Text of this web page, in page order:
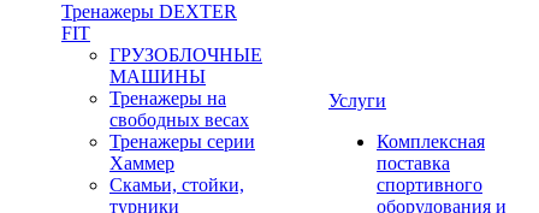
Тренажеры DEXTER
FIT
ГРУЗОБЛОЧНЫЕ
МАШИНЫ
Тренажеры на
свободных весах
Тренажеры серии
Хаммер
Скамьи, стойки,
турники
Услуги
Комплексная
поставка
спортивного
оборудования и